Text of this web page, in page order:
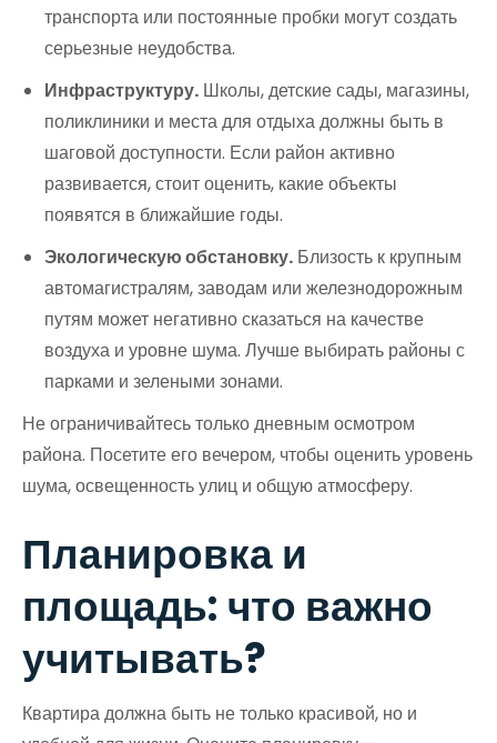
транспорта или постоянные пробки могут создать
серьезные неудобства.
Инфраструктуру. Школы, детские сады, магазины,
поликлиники и места для отдыха должны быть в
шаговой доступности. Если район активно
развивается, стоит оценить, какие объекты
появятся в ближайшие годы.
Экологическую обстановку. Близость к крупным
автомагистралям, заводам или железнодорожным
путям может негативно сказаться на качестве
воздуха и уровне шума. Лучше выбирать районы с
парками и зелеными зонами.
Не ограничивайтесь только дневным осмотром
района. Посетите его вечером, чтобы оценить уровень
шума, освещенность улиц и общую атмосферу.
Планировка и
площадь: что важно
учитывать?
Квартира должна быть не только красивой, но и